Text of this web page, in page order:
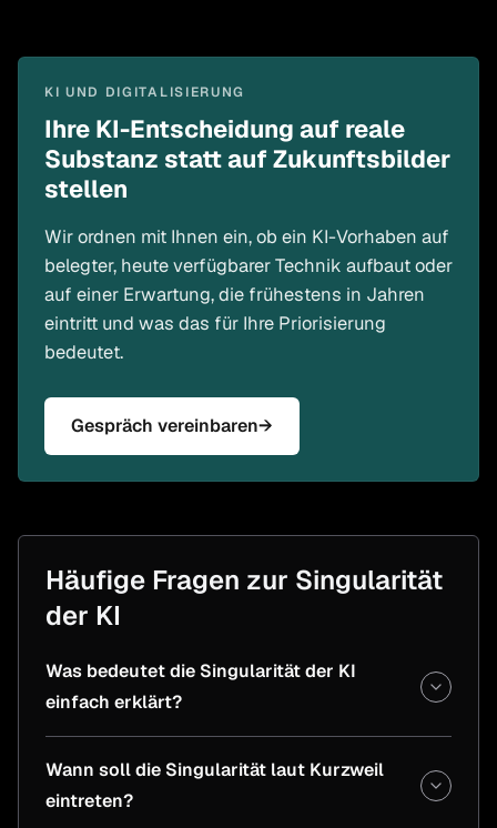
KI UND DIGITALISIERUNG
Ihre KI-Entscheidung auf reale
Substanz statt auf Zukunftsbilder
stellen
Wir ordnen mit Ihnen ein, ob ein KI-Vorhaben auf
belegter, heute verfügbarer Technik aufbaut oder
auf einer Erwartung, die frühestens in Jahren
eintritt und was das für Ihre Priorisierung
bedeutet.
Gespräch vereinbaren→
Häufige Fragen zur Singularität
der KI
Was bedeutet die Singularität der KI
einfach erklärt?
Wann soll die Singularität laut Kurzweil
eintreten?